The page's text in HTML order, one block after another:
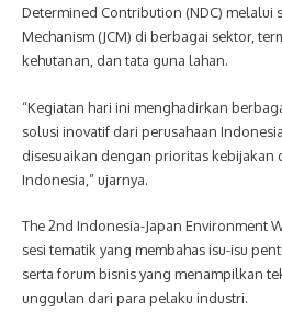
Determined Contribution (NDC) melalui
Mechanism (JCM) di berbagai sektor,
kehutanan, dan tata guna lahan.
“Kegiatan hari ini menghadirkan
solusi inovatif dari perusahaan
disesuaikan dengan prioritas kebijakan
Indonesia,” ujarnya.
The 2nd Indonesia-Japan Environment
sesi tematik yang membahas isu-isu
serta forum bisnis yang menampilkan
unggulan dari para pelaku industri.